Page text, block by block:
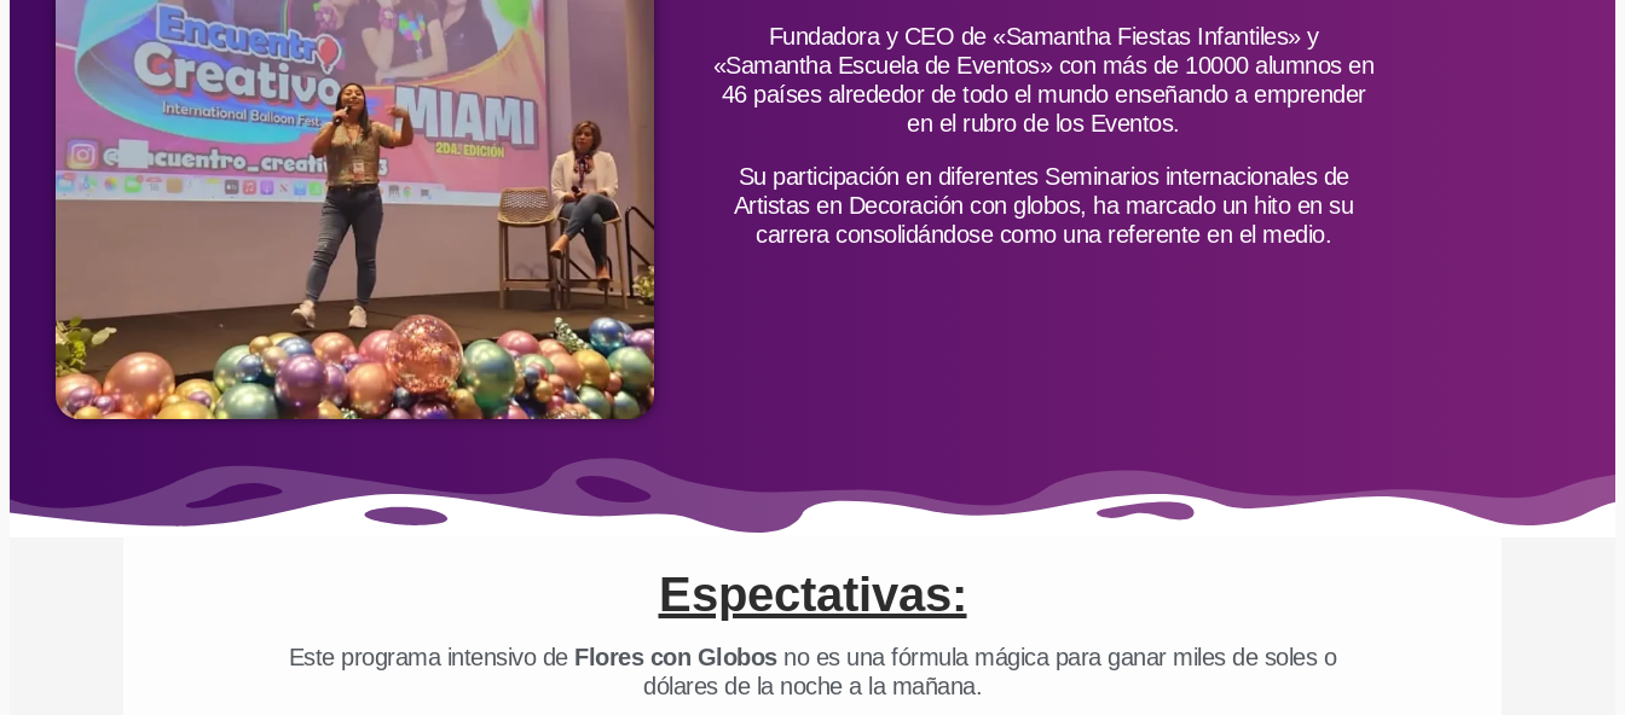
Fundadora y CEO de «Samantha Fiestas Infantiles» y
«Samantha Escuela de Eventos» con más de 10000 alumnos en
46 países alrededor de todo el mundo enseñando a emprender
en el rubro de los Eventos.
Su participación en diferentes Seminarios internacionales de
Artistas en Decoración con globos, ha marcado un hito en su
carrera consolidándose como una referente en el medio.
Espectativas:
Este programa intensivo de Flores con Globosno es una fórmula mágica para ganar miles de soles o
dólares de la noche a la mañana.